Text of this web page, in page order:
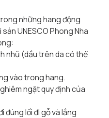
những hang động
UNESCO Phong Nha
nhũ (dầu trên da có thể
vào trong hang.
ngặt quy định của
đúng lối đi gỗ và lắng